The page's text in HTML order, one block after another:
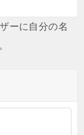
ーに自分の名